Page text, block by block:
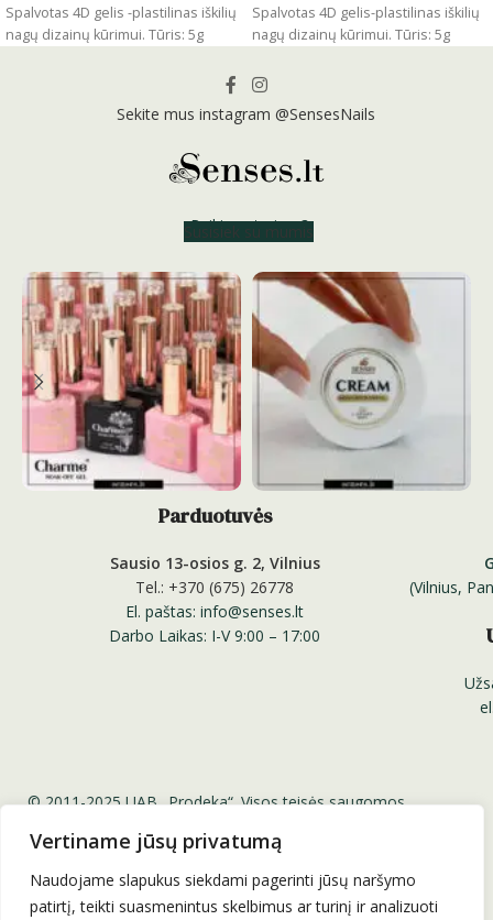
Vertiname jūsų privatumą
Naudojame slapukus siekdami pagerinti jūsų naršymo
patirtį, teikti suasmenintus skelbimus ar turinį ir analizuoti
Spalvotas 4D gelis -plastilinas iškilių
nagų dizainų kūrimui. Tūris: 5g
Spalvotas 4D gelis-plastilinas iškilių
nagų dizainų kūrimui. Tūris: 5g
Sekite mus instagram @SensesNails
Reikia patarimo?
Susisiek su mumis
Parduotuvės
Sausio 13-osios g. 2, Vilnius
Tel.: +370 (675) 26778
El. paštas: info@senses.lt
Darbo Laikas: I-V 9:00 – 17:00
(Vilnius,
© 2011-2025 UAB „Prodeka“. Visos teisės saugomos.
Professional Nail Systems ™
Be UAB „Prodeka“ sutikimo draudžiama kopijuoti ir platinti
svetainėje esančią informaciją.